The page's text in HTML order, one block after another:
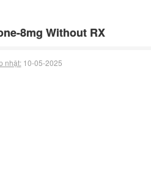
8mg Without RX
nhật:10-05-2025